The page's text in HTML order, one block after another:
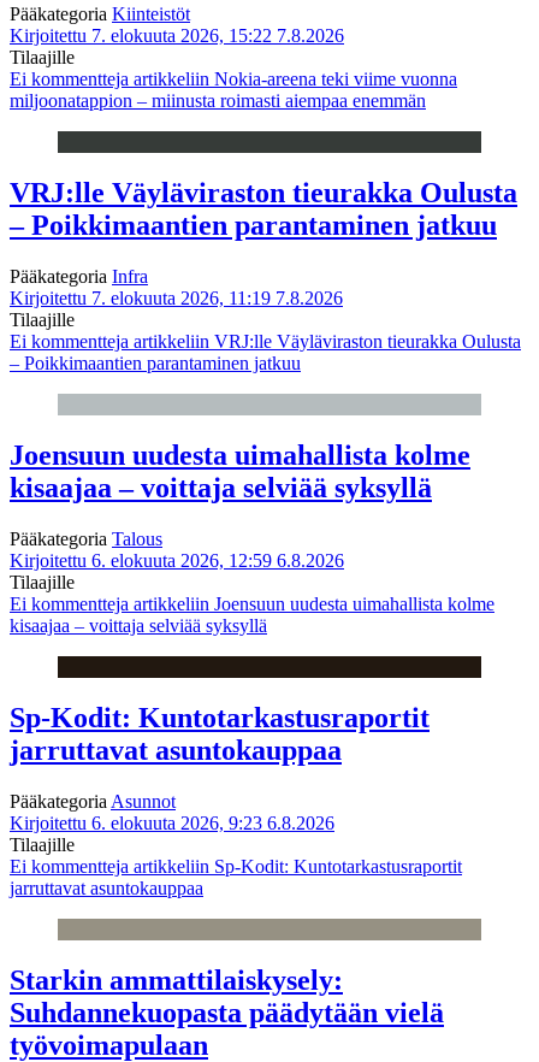
Pääkategoria Kiinteistöt
Kirjoitettu 7. elokuuta 2026, 15:22 7.8.2026
Tilaajille
Ei kommentteja artikkeliin Nokia-areena teki viime vuonna
miljoonatappion – miinusta roimasti aiempaa enemmän
VRJ:lle Väyläviraston tieurakka Oulusta
– Poikkimaantien parantaminen jatkuu
Pääkategoria Infra
Kirjoitettu 7. elokuuta 2026, 11:19 7.8.2026
Tilaajille
Ei kommentteja artikkeliin VRJ:lle Väyläviraston tieurakka Oulusta
– Poikkimaantien parantaminen jatkuu
Joensuun uudesta uimahallista kolme
kisaajaa – voittaja selviää syksyllä
Pääkategoria Talous
Kirjoitettu 6. elokuuta 2026, 12:59 6.8.2026
Tilaajille
Ei kommentteja artikkeliin Joensuun uudesta uimahallista kolme
kisaajaa – voittaja selviää syksyllä
Sp-Kodit: Kuntotarkastusraportit
jarruttavat asuntokauppaa
Pääkategoria Asunnot
Kirjoitettu 6. elokuuta 2026, 9:23 6.8.2026
Tilaajille
Ei kommentteja artikkeliin Sp-Kodit: Kuntotarkastusraportit
jarruttavat asuntokauppaa
Starkin ammattilaiskysely:
Suhdannekuopasta päädytään vielä
työvoimapulaan